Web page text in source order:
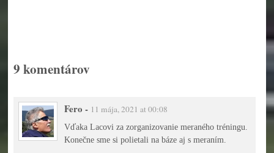
9 komentárov
Fero - 11 mája, 2021 at 00:08
Vďaka Lacovi za zorganizovanie meraného tréningu.
Konečne sme si polietali na báze aj s meraním.